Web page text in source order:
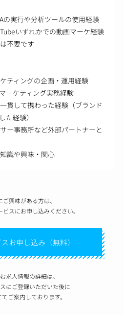
の実行や分析ツールの使用経験
いずれかでの動画マーケ経験
不要です
ティングの企画・運用経験
ーケティング実務経験
貫して携わった経験（ブランド
た経験）
ー事務所など外部パートナーと
識や興味・関心
ご興味がある方は、
スにお申し込みください。
お申し込み（無料）
求人情報の詳細は、
にご登録いただいた後に
てご案内しております。